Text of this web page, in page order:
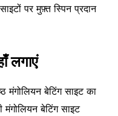
पर मुफ़्त स्पिन प्रदान
लगाएं
मंगोलियन बेटिंग साइट का
मंगोलियन बेटिंग साइट